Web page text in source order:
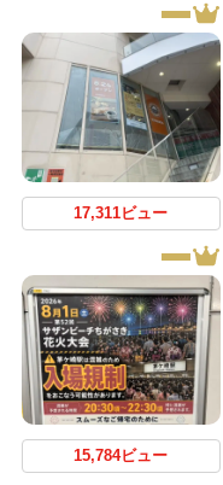
17,311ビュー
15,784ビュー